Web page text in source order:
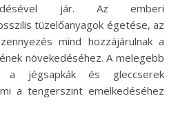
jár. Az emberi
tüzelőanyagok égetése, az
mind hozzájárulnak a
növekedéséhez. A melegebb
a jégsapkák és gleccserek
a tengerszint emelkedéséhez